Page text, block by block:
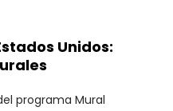
Unidos:
programa Mural